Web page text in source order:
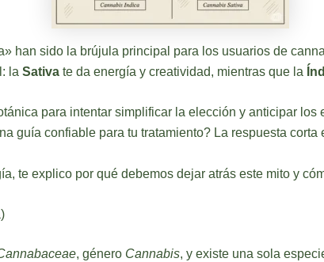
han sido la brújula principal para los usuarios de
la Sativa te da energía y creatividad, mientras que la
para intentar simplificar la elección y anticipar
guía confiable para tu tratamiento? La respuesta corta
te explico por qué debemos dejar atrás este mito y
, género Cannabis, y existe una sola